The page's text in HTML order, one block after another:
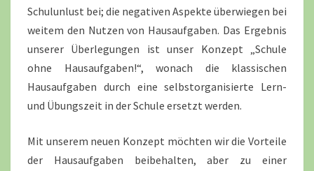
Schulunlust bei; die negativen Aspekte überwiegen bei
weitem den Nutzen von Hausaufgaben. Das Ergebnis
unserer Überlegungen ist unser Konzept „Schule
ohne Hausaufgaben!“, wonach die klassischen
Hausaufgaben durch eine selbstorganisierte Lern-
und Übungszeit in der Schule ersetzt werden.
Mit unserem neuen Konzept möchten wir die Vorteile
der Hausaufgaben beibehalten, aber zu einer